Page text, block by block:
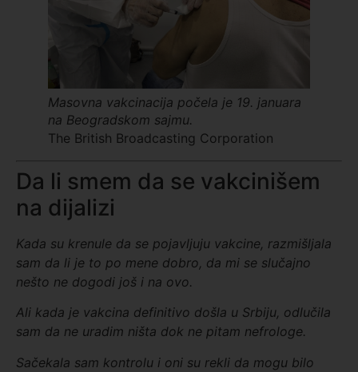
Masovna vakcinacija počela je 19. januara
na Beogradskom sajmu.
The British Broadcasting Corporation
Da li smem da se vakcinišem
na dijalizi
Kada su krenule da se pojavljuju vakcine, razmišljala
sam da li je to po mene dobro, da mi se slučajno
nešto ne dogodi još i na ovo.
Ali kada je vakcina definitivo došla u Srbiju, odlučila
sam da ne uradim ništa dok ne pitam nefrologe.
Sačekala sam kontrolu i oni su rekli da mogu bilo